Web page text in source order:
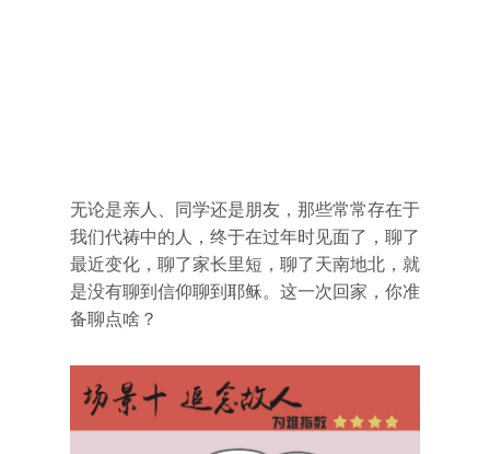
无论是亲人、同学还是朋友，那些常常存在于
我们代祷中的人，终于在过年时见面了，聊了
最近变化，聊了家长里短，聊了天南地北，就
是没有聊到信仰聊到耶稣。这一次回家，你准
备聊点啥？